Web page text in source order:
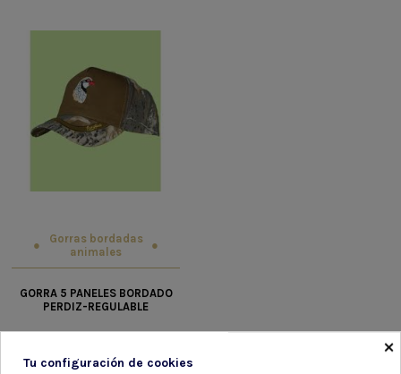
Gorras bordadas
animales
GORRA 5 PANELES BORDADO
PERDIZ-REGULABLE
11,40 € ×
Tu configuración de cookies